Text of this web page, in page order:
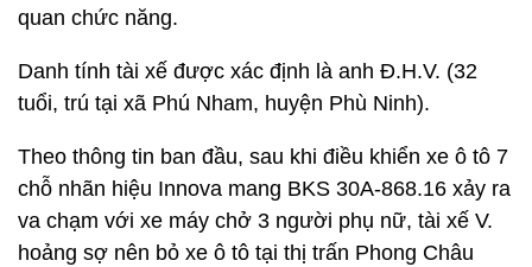
quan chức năng.
Danh tính tài xế được xác định là anh Đ.H.V. (32
tuổi, trú tại xã Phú Nham, huyện Phù Ninh).
Theo thông tin ban đầu, sau khi điều khiển xe ô tô 7
chỗ nhãn hiệu Innova mang BKS 30A-868.16 xảy ra
va chạm với xe máy chở 3 người phụ nữ, tài xế V.
hoảng sợ nên bỏ xe ô tô tại thị trấn Phong Châu